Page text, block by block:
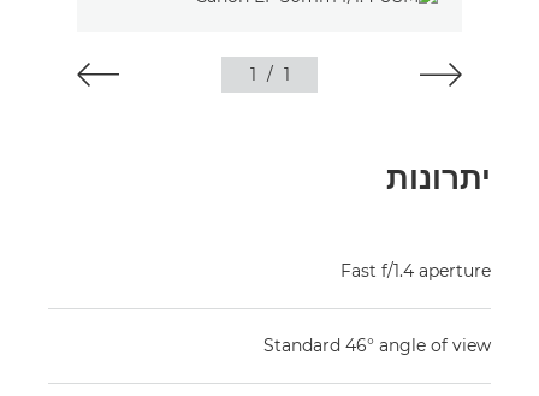
1
/
1
יתרונות
Fast f/1.4 aperture
Standard 46° angle of view